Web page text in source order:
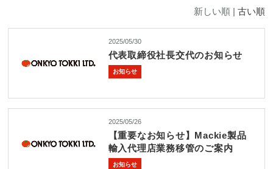
お問合せ
新しい順 | 古い順
2025/05/30
代表取締役社長交代のお知らせ
お知らせ
2025/05/26
【重要なお知らせ】Mackie製品
輸入代理店業務移管のご案内
お知らせ